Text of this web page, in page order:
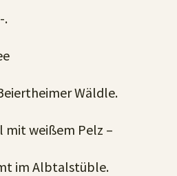
.
Wäldle.
mit weißem Pelz –
im Albtalstüble.